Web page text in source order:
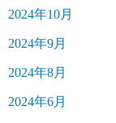
2024年10月
2024年9月
2024年8月
2024年6月